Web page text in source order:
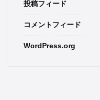
投稿フィード
コメントフィード
WordPress.org